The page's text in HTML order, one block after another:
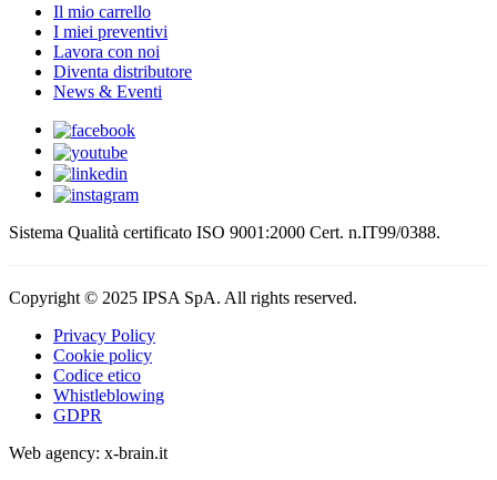
Il mio carrello
I miei preventivi
Lavora con noi
Diventa distributore
News & Eventi
Sistema Qualità certificato ISO 9001:2000 Cert. n.IT99/0388.
Copyright © 2025 IPSA SpA. All rights reserved.
Privacy Policy
Cookie policy
Codice etico
Whistleblowing
GDPR
Web agency: x-brain.it